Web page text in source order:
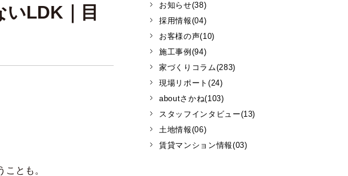
LDK｜目
とも。
お知らせ(38)
採用情報(04)
お客様の声(10)
施工事例(94)
家づくりコラム(283)
現場リポート(24)
aboutさかね(103)
スタッフインタビュー(13)
土地情報(06)
賃貸マンション情報(03)